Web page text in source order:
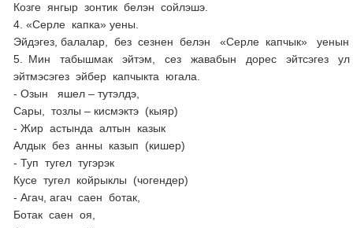
Козге янгыр зонтик белэн сойлэшэ.
4. «Серле капка» уены.
Эйдэгез, балалар, без сезнен белэн «Серле капчык»
5. Мин табышмак эйтэм, сез жавабын дорес эйтсэгез
эйтмэсэгез эйбер капчыкта югала.
- Озын яшел – тутэлдэ,
Сары, тозлы – кисмэктэ (кыяр)
- Жир астында алтын казык
Алдык без анны казып (кишер)
- Туп тугел тугэрэк
Кусе тугел койрыклы (чогендер)
- Агач, агач саен ботак,
Ботак саен оя,